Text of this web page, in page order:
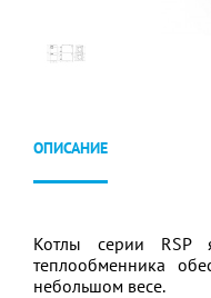
ОПИСАНИЕ
Котлы серии RSP
теплообменника
небольшом весе.